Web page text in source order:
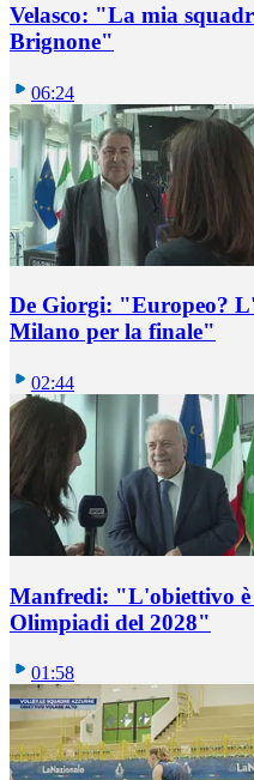
Velasco: "La mia
Brignone"
06:24
De Giorgi: "Europeo?
Milano per la finale"
02:44
Manfredi: "L'obiettivo è
Olimpiadi del 2028"
01:58